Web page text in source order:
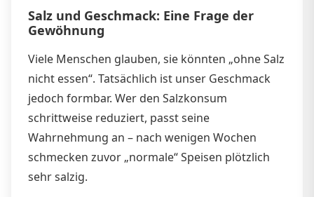
Salz und Geschmack: Eine Frage der
Gewöhnung
Viele Menschen glauben, sie könnten „ohne Salz
nicht essen“. Tatsächlich ist unser Geschmack
jedoch formbar. Wer den Salzkonsum
schrittweise reduziert, passt seine
Wahrnehmung an – nach wenigen Wochen
schmecken zuvor „normale“ Speisen plötzlich
sehr salzig.